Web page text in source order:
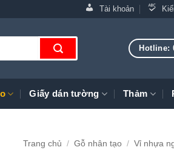
Tài khoản
Hotline:
Giấy dán tường Thảm
Trang chủ / Gỗ nhân tạo / Vỉ nhựa